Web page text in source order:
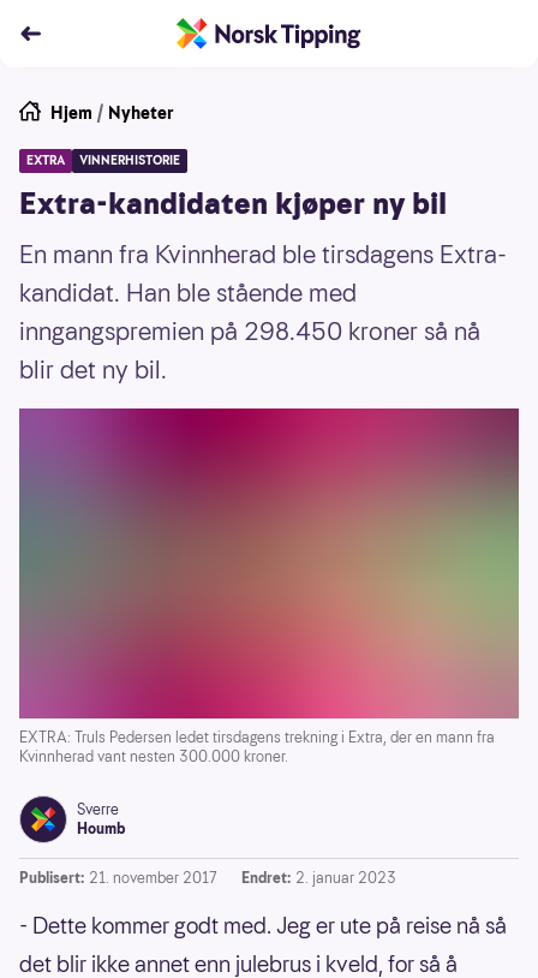
Hjem / Nyheter
EXTRA VINNERHISTORIE
Extra-kandidaten kjøper ny bil
En mann fra Kvinnherad ble tirsdagens Extra-
kandidat. Han ble stående med
inngangspremien på 298.450 kroner så nå
blir det ny bil.
EXTRA: Truls Pedersen ledet tirsdagens trekning i Extra, der en mann fra
Kvinnherad vant nesten 300.000 kroner.
Sverre
Houmb
Publisert: 21. november 2017 Endret: 2. januar 2023
- Dette kommer godt med. Jeg er ute på reise nå så
det blir ikke annet enn julebrus i kveld, for så å